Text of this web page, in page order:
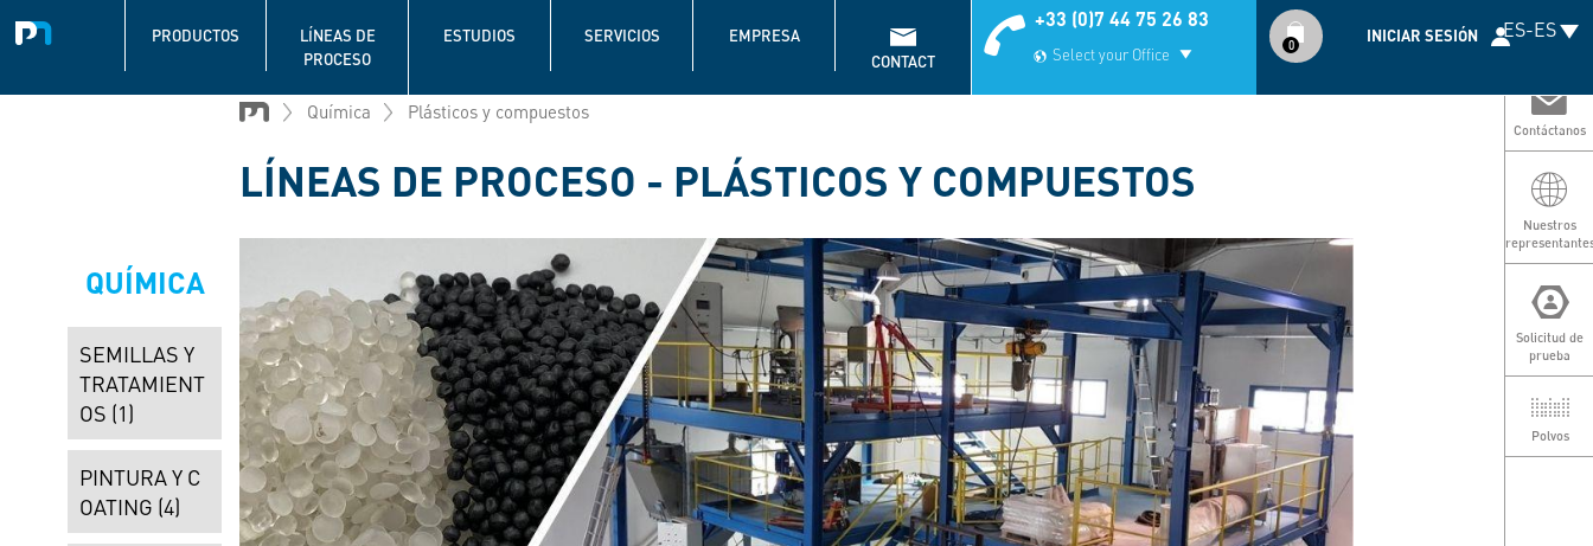
ES-ES
principale
PRODUCTOS
LÍNEAS DE
PROCESO
ESTUDIOS SERVICIOS
EMPRESA
CONTACT
+33 (0)7 44 75 26 83
Select your Office 0
utilisateur
INICIAR SESIÓN
Contáctanos
Nuestros
Solicitud de
prueba
Polvos
Química Plásticos y compuestos
LÍNEAS DE PROCESO - PLÁSTICOS Y COMPUESTOS
QUÍMICA
SEMILLAS Y
TRATAMIENT
OS (1)
PINTURA Y C
OATING (4)